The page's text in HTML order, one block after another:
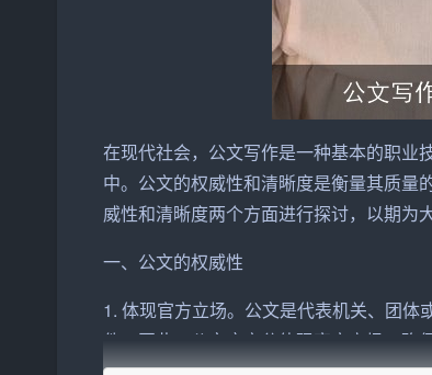
在现代社会，公文写作是一种基本的职业
中。公文的权威性和清晰度是衡量其质量
威性和清晰度两个方面进行探讨，以期为
一、公文的权威性
1. 体现官方立场。公文是代表机关、团
件。因此，公文应充分体现官方立场，确